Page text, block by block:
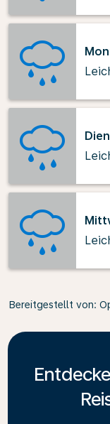
Bereitgestellt von: